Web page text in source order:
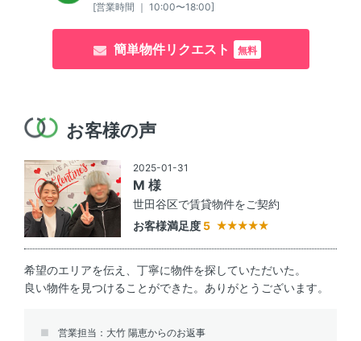
[営業時間 ｜ 10:00〜18:00]
簡単物件リクエスト 無料
お客様の声
2025-01-31
M 様
世田谷区で賃貸物件をご契約
お客様満足度 5
希望のエリアを伝え、丁寧に物件を探していただいた。
良い物件を見つけることができた。ありがとうございます。
営業担当：大竹 陽恵からのお返事